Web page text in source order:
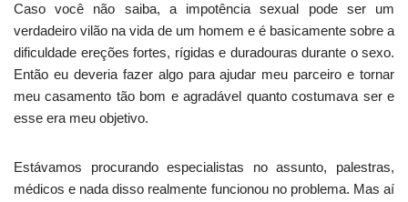
Caso você não saiba, a impotência sexual pode ser um
verdadeiro vilão na vida de um homem e é basicamente sobre a
dificuldade ereções fortes, rígidas e duradouras durante o sexo.
Então eu deveria fazer algo para ajudar meu parceiro e tornar
meu casamento tão bom e agradável quanto costumava ser e
esse era meu objetivo.
Estávamos procurando especialistas no assunto, palestras,
médicos e nada disso realmente funcionou no problema. Mas aí